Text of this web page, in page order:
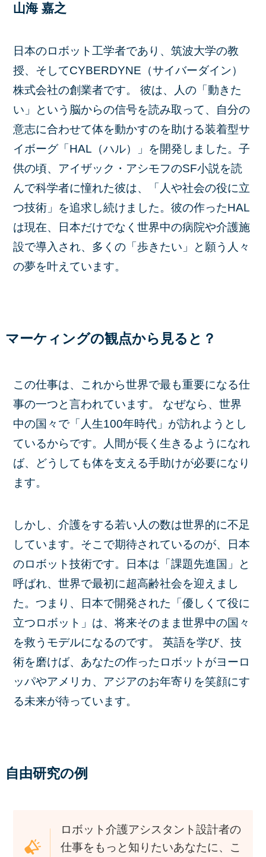
山海 嘉之
日本のロボット工学者であり、筑波大学の教
授、そしてCYBERDYNE（サイバーダイン）
株式会社の創業者です。 彼は、人の「動きた
い」という脳からの信号を読み取って、自分の
意志に合わせて体を動かすのを助ける装着型サ
イボーグ「HAL（ハル）」を開発しました。子
供の頃、アイザック・アシモフのSF小説を読
んで科学者に憧れた彼は、「人や社会の役に立
つ技術」を追求し続けました。彼の作ったHAL
は現在、日本だけでなく世界中の病院や介護施
設で導入され、多くの「歩きたい」と願う人々
の夢を叶えています。
マーケィングの観点から見ると？
この仕事は、これから世界で最も重要になる仕
事の一つと言われています。 なぜなら、世界
中の国々で「人生100年時代」が訪れようとし
ているからです。人間が長く生きるようになれ
ば、どうしても体を支える手助けが必要になり
ます。
しかし、介護をする若い人の数は世界的に不足
しています。そこで期待されているのが、日本
のロボット技術です。日本は「課題先進国」と
呼ばれ、世界で最初に超高齢社会を迎えまし
た。つまり、日本で開発された「優しくて役に
立つロボット」は、将来そのまま世界中の国々
を救うモデルになるのです。 英語を学び、技
術を磨けば、あなたの作ったロボットがヨーロ
ッパやアメリカ、アジアのお年寄りを笑顔にす
る未来が待っています。
自由研究の例
ロボット介護アシスタント設計者の
仕事をもっと知りたいあなたに、こ